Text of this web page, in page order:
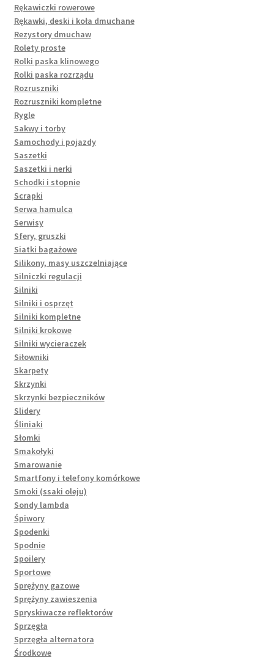
Rękawiczki rowerowe
Rękawki, deski i koła dmuchane
Rezystory dmuchaw
Rolety proste
Rolki paska klinowego
Rolki paska rozrządu
Rozruszniki
Rozruszniki kompletne
Rygle
Sakwy i torby
Samochody i pojazdy
Saszetki
Saszetki i nerki
Schodki i stopnie
Scrapki
Serwa hamulca
Serwisy
Sfery, gruszki
Siatki bagażowe
Silikony, masy uszczelniające
Silniczki regulacji
Silniki
Silniki i osprzęt
Silniki kompletne
Silniki krokowe
Silniki wycieraczek
Siłowniki
Skarpety
Skrzynki
Skrzynki bezpieczników
Slidery
Śliniaki
Słomki
Smakołyki
Smarowanie
Smartfony i telefony komórkowe
Smoki (ssaki oleju)
Sondy lambda
Śpiwory
Spodenki
Spodnie
Spoilery
Sportowe
Sprężyny gazowe
Sprężyny zawieszenia
Spryskiwacze reflektorów
Sprzęgła
Sprzęgła alternatora
Środkowe